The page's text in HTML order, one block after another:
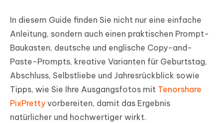
In diesem Guide finden Sie nicht nur eine einfache
Anleitung, sondern auch einen praktischen Prompt-
Baukasten, deutsche und englische Copy-and-
Paste-Prompts, kreative Varianten für Geburtstag,
Abschluss, Selbstliebe und Jahresrückblick sowie
Tipps, wie Sie Ihre Ausgangsfotos mit Tenorshare
PixPretty vorbereiten, damit das Ergebnis
natürlicher und hochwertiger wirkt.